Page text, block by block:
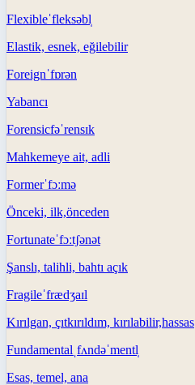
Flexibleˈfleksəbl̩
Elastik, esnek, eğilebilir
Foreignˈfɒrən
Yabancı
Forensicfəˈrensɪk
Mahkemeye ait, adli
Formerˈfɔːmə
Önceki, ilk,önceden
Fortunateˈfɔːtʃənət
Şanslı, talihli, bahtı açık
Fragileˈfrædʒaɪl
Kırılgan, çıtkırıldım, kırılabilir,hassas
Fundamental ˌfʌndəˈmentl̩
Esas, temel, ana